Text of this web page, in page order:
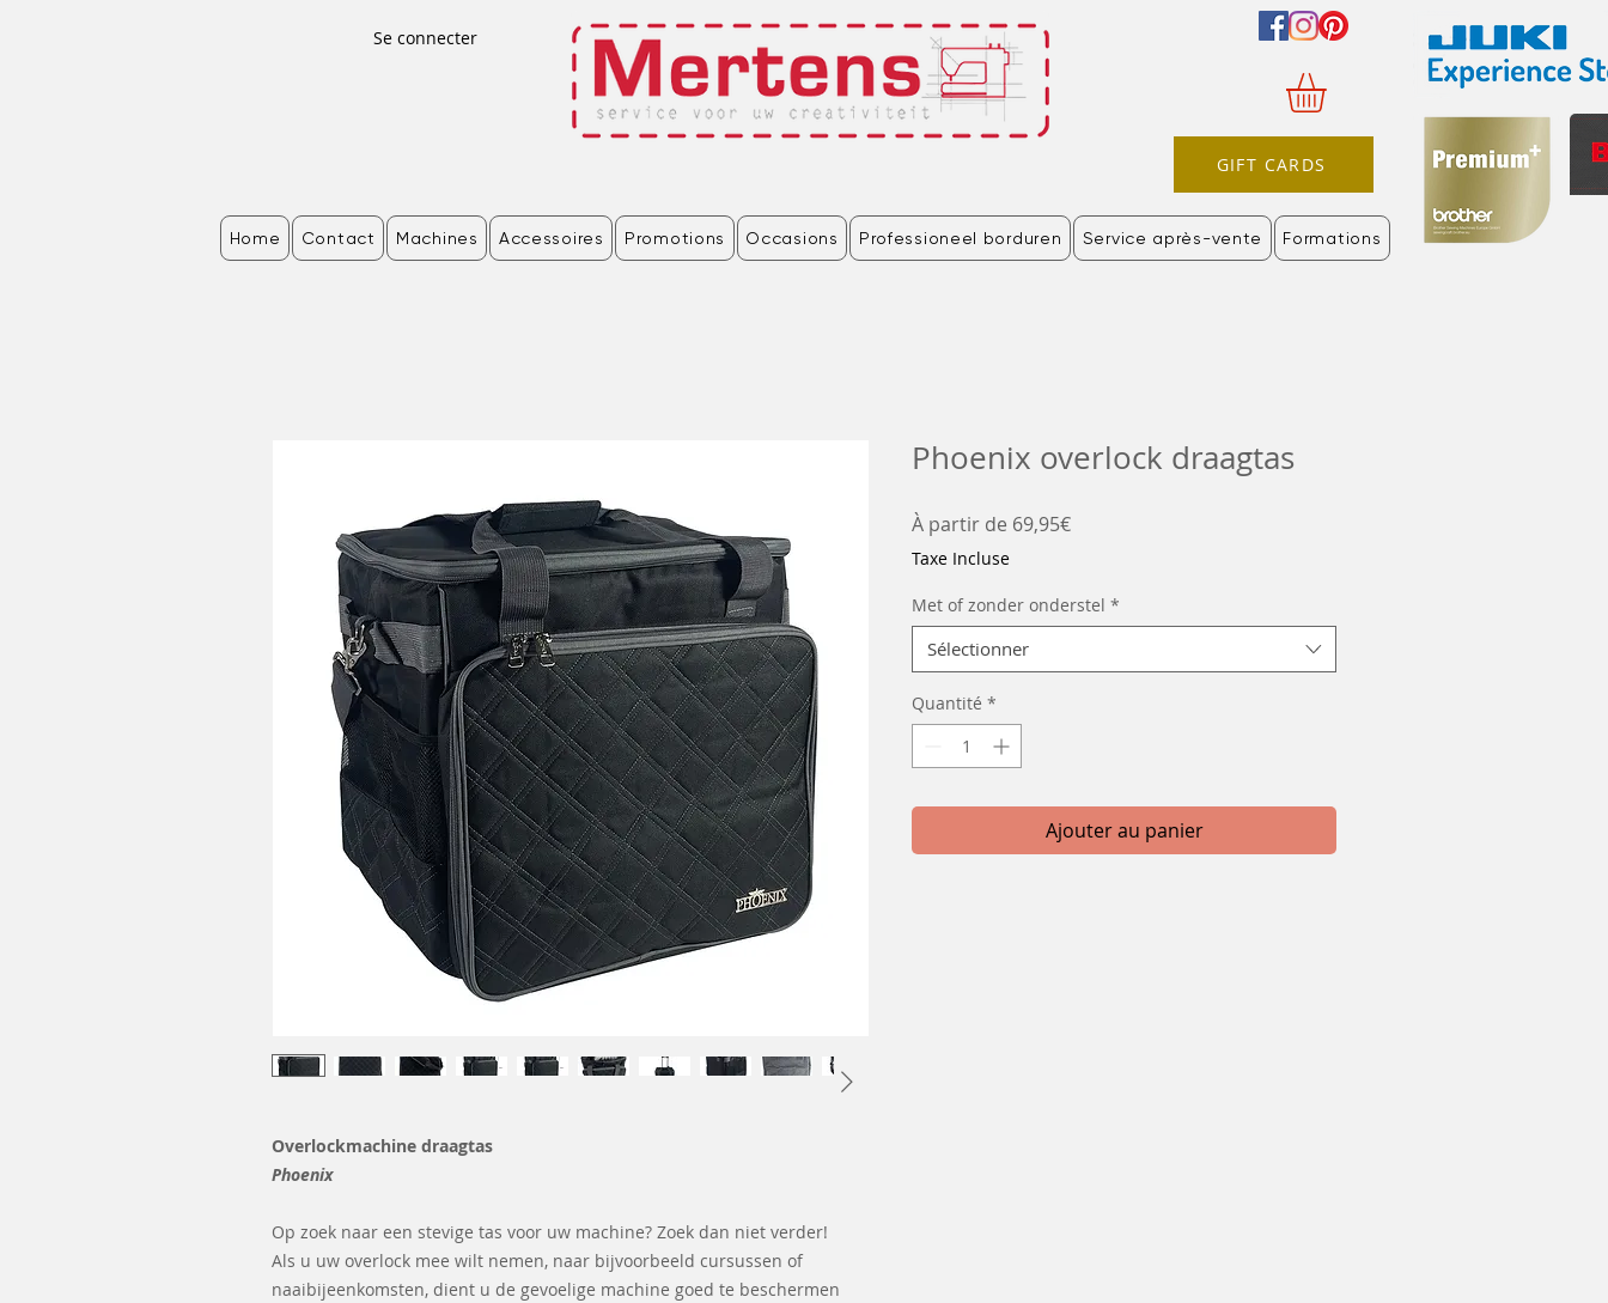
Se connecter
GIFT CARDS
Home Contact Machines Accessoires Promotions Occasions Professioneel borduren Service après-vente Formations
Overlockmachine draagtas
Phoenix
Op zoek naar een stevige tas voor uw machine? Zoek dan niet verder!
Als u uw overlock mee wilt nemen, naar bijvoorbeeld cursussen of
naaibijeenkomsten, dient u de gevoelige machine goed te beschermen
Phoenix overlock draagtas
À partir de 69,95€Prix
Taxe Incluse
Met of zonder onderstel *
Sélectionner
Quantité *
Ajouter au panier